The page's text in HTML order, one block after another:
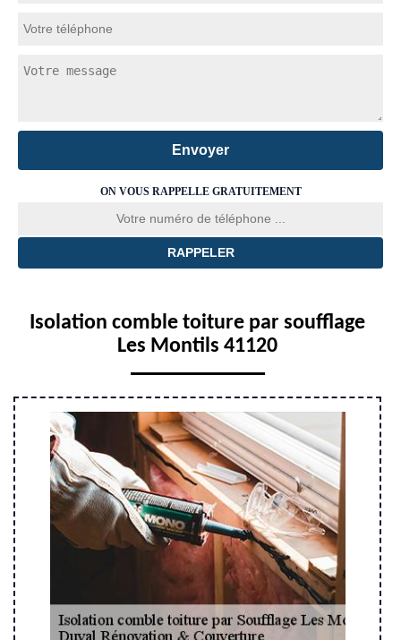
ON VOUS RAPPELLE GRATUITEMENT
Isolation comble toiture par soufflage
Les Montils 41120